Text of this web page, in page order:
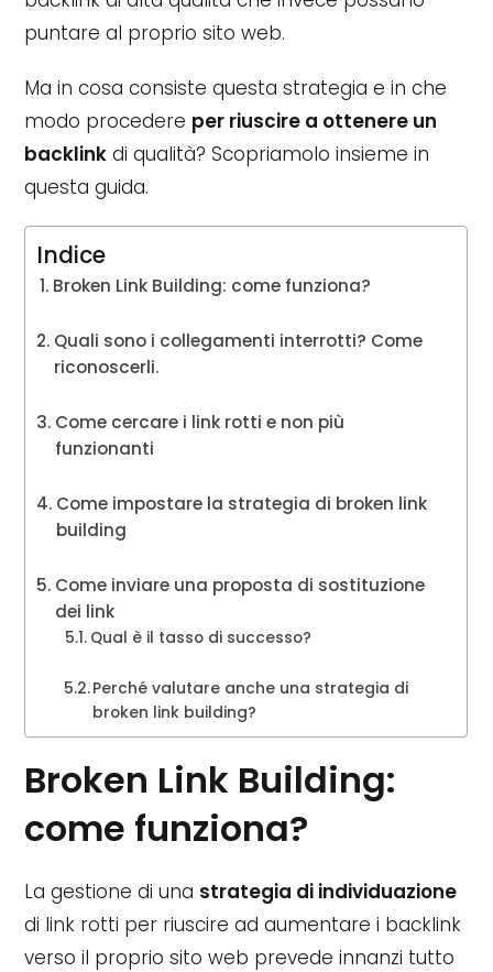
puntare al proprio sito web.
Ma in cosa consiste questa strategia e in che
modo procedere per riuscire a ottenere un
backlink di qualità? Scopriamolo insieme in
questa guida.
Indice
Broken Link Building: come funziona?
Quali sono i collegamenti interrotti? Come
riconoscerli.
Come cercare i link rotti e non più
funzionanti
Come impostare la strategia di broken link
building
Come inviare una proposta di sostituzione
dei link
Qual è il tasso di successo?
Perché valutare anche una strategia di
broken link building?
Broken Link Building:
come funziona?
La gestione di una strategia di individuazione
di link rotti per riuscire ad aumentare i backlink
verso il proprio sito web prevede innanzi tutto